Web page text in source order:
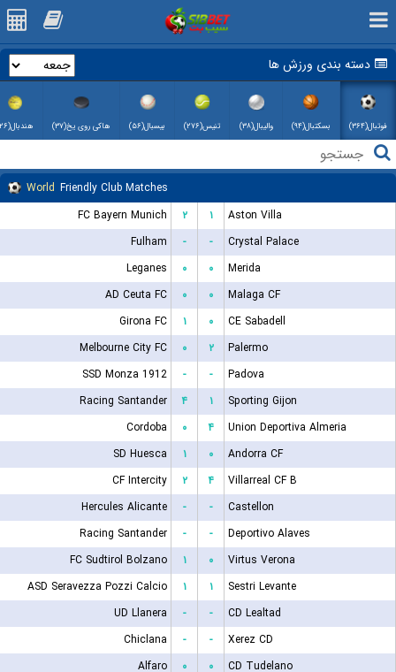
دسته بندی ورزش ها
فوتبال(۳۶۴) بسکتبال(۹۴) والیبال(۳۸) تنیس(۲۷۶) بیسبال(۵۶) هاکی روی یخ(۳۷) هندبال(۲۶)
World Friendly Club Matches
FC Bayern Munich
۲ ۱
Aston Villa
Fulham
- -
Crystal Palace
Leganes
۰ ۰
Merida
AD Ceuta FC
۰ ۰
Malaga CF
Girona FC
۱ ۰
CE Sabadell
Melbourne City FC
۰ ۲
Palermo
SSD Monza 1912
- -
Padova
Racing Santander
۴ ۱
Sporting Gijon
Cordoba
۰ ۴
Union Deportiva Almeria
SD Huesca
۱ ۰
Andorra CF
CF Intercity
۲ ۴
Villarreal CF B
Hercules Alicante
- -
Castellon
Racing Santander
- -
Deportivo Alaves
FC Sudtirol Bolzano
۱ ۰
Virtus Verona
ASD Seravezza Pozzi Calcio
۱ ۱
Sestri Levante
UD Llanera
- -
CD Lealtad
Chiclana
- -
Xerez CD
Alfaro
۰ ۰
CD Tudelano